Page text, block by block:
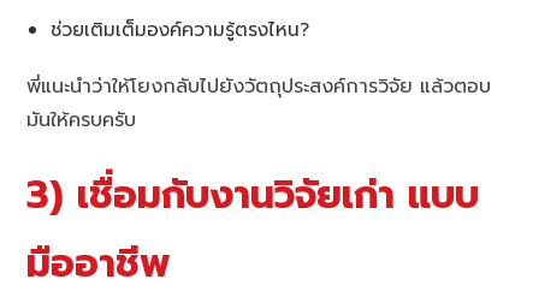
ช่วยเติมเต็มองค์ความรู้ตรงไหน?
พี่แนะนำว่าให้โยงกลับไปยังวัตถุประสงค์การวิจัย แล้วตอบ
มันให้ครบครับ
3) เชื่อมกับงานวิจัยเก่า แบบ
มืออาชีพ